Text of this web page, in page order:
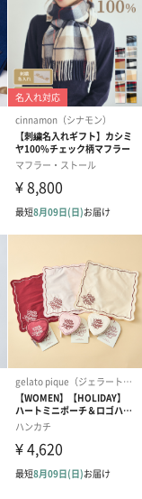
グリ
ブーケ（ピン
（1,650円）
ブドフラワーを同
めご了承くださ
ー
アミュレット
ク）（1,500円